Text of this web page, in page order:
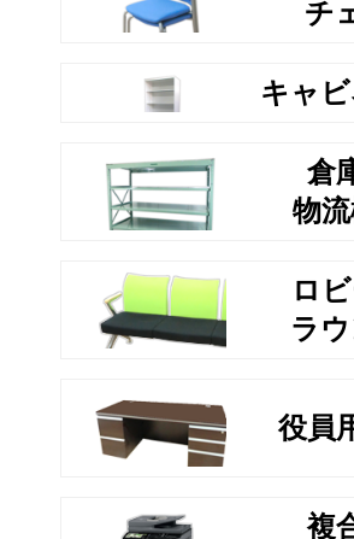
チ
キャ
倉
物
ロ
ラ
役員
複